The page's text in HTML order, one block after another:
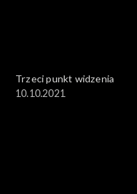
Trzeci punkt widzenia
10.10.2021